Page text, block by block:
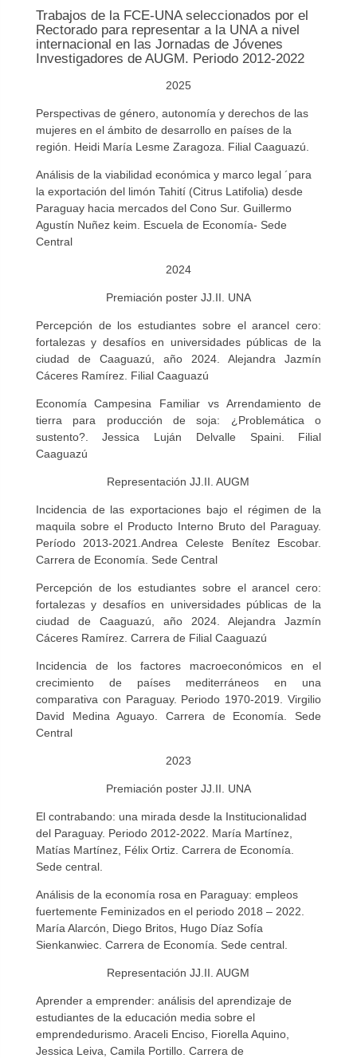
Trabajos de la FCE-UNA seleccionados por el
Rectorado para representar a la UNA a nivel
internacional en las Jornadas de Jóvenes
Investigadores de AUGM. Periodo 2012-2022
2025
Perspectivas de género, autonomía y derechos de las
mujeres en el ámbito de desarrollo en países de la
región. Heidi María Lesme Zaragoza. Filial Caaguazú.
Análisis de la viabilidad económica y marco legal ´para
la exportación del limón Tahití (Citrus Latifolia) desde
Paraguay hacia mercados del Cono Sur. Guillermo
Agustín Nuñez keim. Escuela de Economía- Sede
Central
2024
Premiación poster JJ.II. UNA
Percepción de los estudiantes sobre el arancel cero:
fortalezas y desafíos en universidades públicas de la
ciudad de Caaguazú, año 2024. Alejandra Jazmín
Cáceres Ramírez. Filial Caaguazú
Economía Campesina Familiar vs Arrendamiento de
tierra para producción de soja: ¿Problemática o
sustento?. Jessica Luján Delvalle Spaini. Filial
Caaguazú
Representación JJ.II. AUGM
Incidencia de las exportaciones bajo el régimen de la
maquila sobre el Producto Interno Bruto del Paraguay.
Período 2013-2021.Andrea Celeste Benítez Escobar.
Carrera de Economía. Sede Central
Percepción de los estudiantes sobre el arancel cero:
fortalezas y desafíos en universidades públicas de la
ciudad de Caaguazú, año 2024. Alejandra Jazmín
Cáceres Ramírez. Carrera de Filial Caaguazú
Incidencia de los factores macroeconómicos en el
crecimiento de países mediterráneos en una
comparativa con Paraguay. Periodo 1970-2019. Virgilio
David Medina Aguayo. Carrera de Economía. Sede
Central
2023
Premiación poster JJ.II. UNA
El contrabando: una mirada desde la Institucionalidad
del Paraguay. Periodo 2012-2022. María Martínez,
Matías Martínez, Félix Ortiz. Carrera de Economía.
Sede central.
Análisis de la economía rosa en Paraguay: empleos
fuertemente Feminizados en el periodo 2018 – 2022.
María Alarcón, Diego Britos, Hugo Díaz Sofía
Sienkanwiec. Carrera de Economía. Sede central.
Representación JJ.II. AUGM
Aprender a emprender: análisis del aprendizaje de
estudiantes de la educación media sobre el
emprendedurismo. Araceli Enciso, Fiorella Aquino,
Jessica Leiva, Camila Portillo. Carrera de